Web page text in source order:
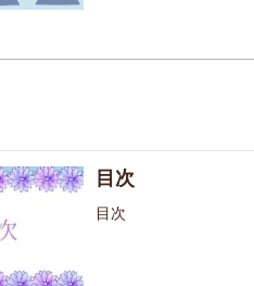
目次
目次